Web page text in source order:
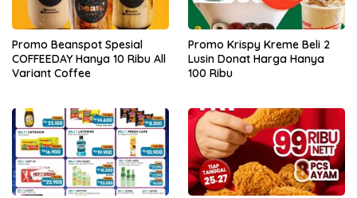
Promo Beanspot Spesial
COFFEEDAY Hanya 10 Ribu All
Variant Coffee
Promo Krispy Kreme Beli 2
Lusin Donat Harga Hanya
100 Ribu